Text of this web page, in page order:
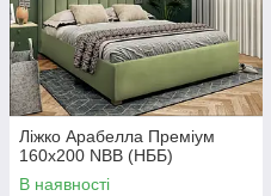
Ліжко Арабелла Преміум
160х200 NBB (НББ)
В наявності